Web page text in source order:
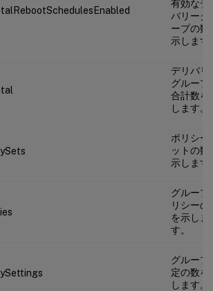
有効なデ
バリーグ
ープの数
示します
デリバリ
グループ
合計数を
します。
ポリシー
ットの数
示します
グループ
リシーの
を示しま
す。
グループ
定の数を
します。